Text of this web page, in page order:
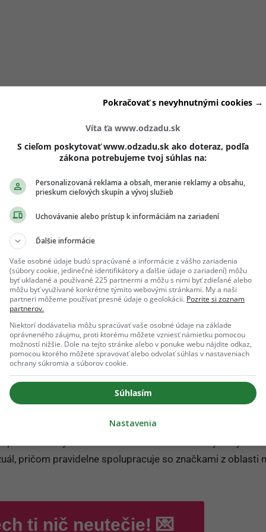
v online priestore,
v minulosti uviedla, že toto obdobie ju výrazne
štýlu aj pohľadu na život.
postupne zdieľať viac zo svojho súkromia na Instagrame a
stal profesionálny lifestylový účet.
jedinečný kvetinový Girls‘ Point: Flowers Era.
lístok si môžeš zakúpiť
počet miest je limitovaný.
V cene lístka máš:
🌼kvetinový box
🥂welcome drink
🍹alko a nealko počas celého večera
🥪občerstvenie
na estetike, cestovaní a módnych outfitoch. V rámci
prostredia býva zaraďovaná medzi tvorcov s výrazným
pričom pravidelne spolupracuje so značkami z oblasti
ti nič neutečie! 💌
Víta ťa www.odzadu.sk
S cieľom poskytovať www.odzadu.sk ako doteraz, podľa
zákona potrebujeme tvoj súhlas na:
Personalizovaná reklama a obsah, meranie reklamy a obsahu,
prieskum cieľových skupín a vývoj služieb
Uchovávanie alebo prístup k informáciám na zariadení
Ďalšie informácie
Vaše osobné údaje budú spracúvané a informácie z vášho zariadenia
(súbory cookie, jedinečné identifikátory a ďalšie údaje o zariadení) môžu
byť ukladané a používané 225 partnermi a môžu s nimi byť zdieľané alebo
môžu byť využívané konkrétne týmito webovými stránkami. My a naši
partneri môžeme používať presné údaje o geolokácii. Pozrite si zoznam
partnerov.
Niektorí dodávatelia môžu spracúvať vaše osobné údaje na základe
oprávneného záujmu, proti ktorému môžete vzniesť námietku pomocou
možností nižšie. Dole na tejto stránke alebo v ponuke webu nájdite odkaz,
pomocou ktorého môžete spravovať alebo odvolať súhlas v nastaveniach
ochrany súkromia a súborov cookie.
Súhlasím
Pokračovať s nevyhnutnými cookies →
Nastavenia